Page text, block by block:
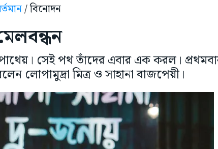
/ বিনোদন
পাথেয়। সেই পথ তাঁদের এবার এক করল।
লোপামুদ্রা মিত্র ও সাহানা বাজপেয়ী।